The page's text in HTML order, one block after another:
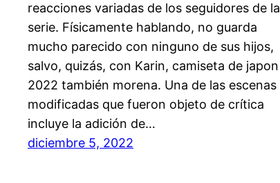
reacciones variadas de los seguidores de la
serie. Físicamente hablando, no guarda
mucho parecido con ninguno de sus hijos,
salvo, quizás, con Karin, camiseta de japon
2022 también morena. Una de las escenas
modificadas que fueron objeto de crítica
incluye la adición de…
diciembre 5, 2022